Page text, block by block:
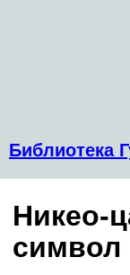
Библиотека
Никео-